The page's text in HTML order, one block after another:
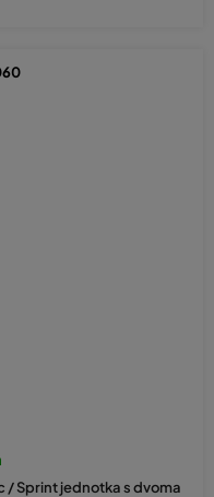
/ Sprint jednotka s dvoma